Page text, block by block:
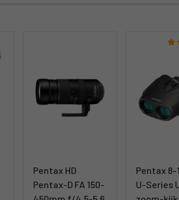
Pentax HD
Pentax-D FA 150-
Pentax 8-
U-Series